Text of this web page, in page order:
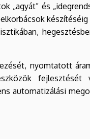
„agyát” és
készítéséig
nyomtatott
fejlesztését
automatizálási